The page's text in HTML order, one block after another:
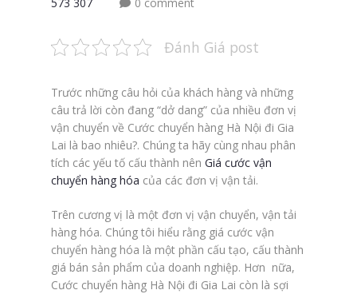
Đánh Giá post
Trước những câu hỏi của khách hàng và những
câu trả lời còn đang “dở dang” của nhiều đơn vị
vận chuyển về Cước chuyển hàng Hà Nội đi Gia
Lai là bao nhiêu?. Chúng ta hãy cùng nhau phân
tích các yếu tố cấu thành nên Giá cước vận
chuyển hàng hóa của các đơn vị vận tải.
Trên cương vị là một đơn vị vận chuyển, vận tải
hàng hóa. Chúng tôi hiểu rằng giá cước vận
chuyển hàng hóa là một phần cấu tạo, cấu thành
giá bán sản phẩm của doanh nghiệp. Hơn nữa,
Cước chuyển hàng Hà Nội đi Gia Lai còn là sợi